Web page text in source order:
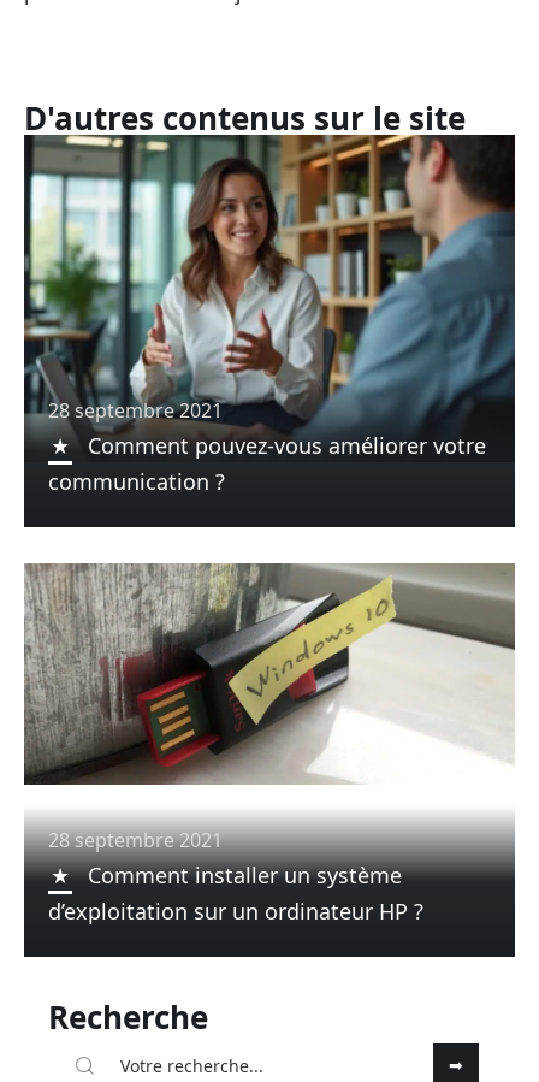
D'autres contenus sur le site
28 septembre 2021
Comment pouvez-vous améliorer votre
communication ?
28 septembre 2021
Comment installer un système
d’exploitation sur un ordinateur HP ?
Recherche